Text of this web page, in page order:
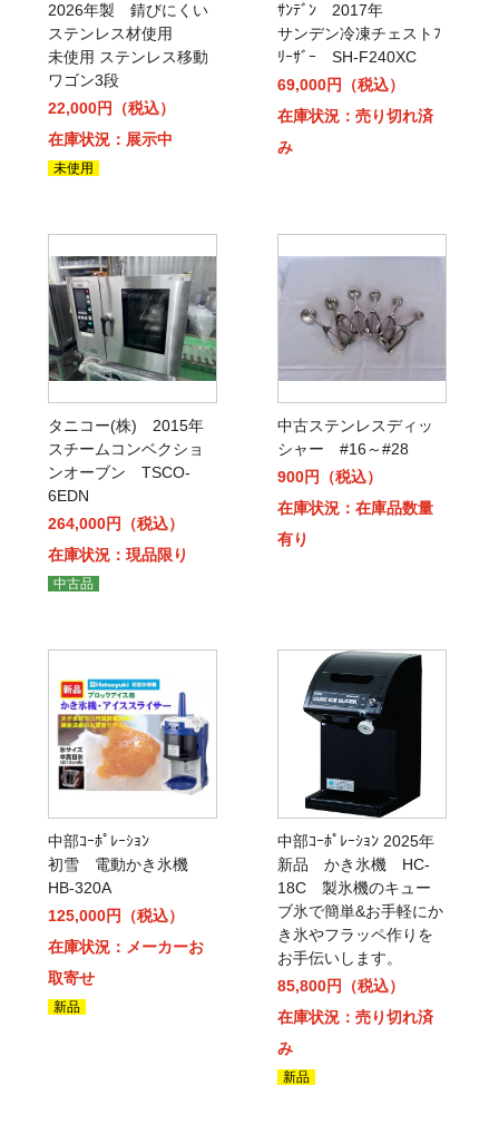
2026年製 錆びにくい
ステンレス材使用
未使用 ステンレス移動
ワゴン3段
22,000円（税込）
在庫状況：展示中
未使用
ｻﾝﾃﾞﾝ 2017年
サンデン冷凍チェストﾌ
ﾘｰｻﾞｰ SH-F240XC
69,000円（税込）
在庫状況：売り切れ済
み
タニコー(株) 2015年
スチームコンベクショ
ンオーブン TSCO-
6EDN
264,000円（税込）
在庫状況：現品限り
中古品
中古ステンレスディッ
シャー #16～#28
900円（税込）
在庫状況：在庫品数量
有り
中部ｺｰﾎﾟﾚｰｼｮﾝ
初雪 電動かき氷機
HB-320A
125,000円（税込）
在庫状況：メーカーお
取寄せ
新品
中部ｺｰﾎﾟﾚｰｼｮﾝ 2025年
新品 かき氷機 HC-
18C 製氷機のキュー
ブ氷で簡単&お手軽にか
き氷やフラッペ作りを
お手伝いします。
85,800円（税込）
在庫状況：売り切れ済
み
新品